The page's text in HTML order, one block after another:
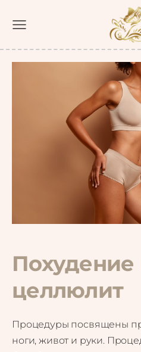
Похудение
целлюлит
Процедуры посвящены
ноги, живот и руки.